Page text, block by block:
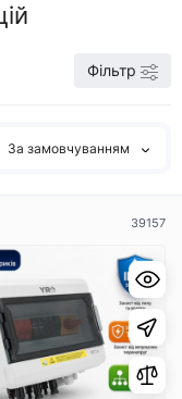
Фільтр
За замовчуванням
39157